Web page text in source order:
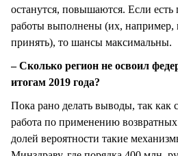
останутся, повышаются. Если есть
работы выполнены (их, например,
принять), то шансы максимальны.
– Сколько регион не освоил
итогам 2019 года?
Пока рано делать выводы, так как
работа по применению
долей вероятности такие